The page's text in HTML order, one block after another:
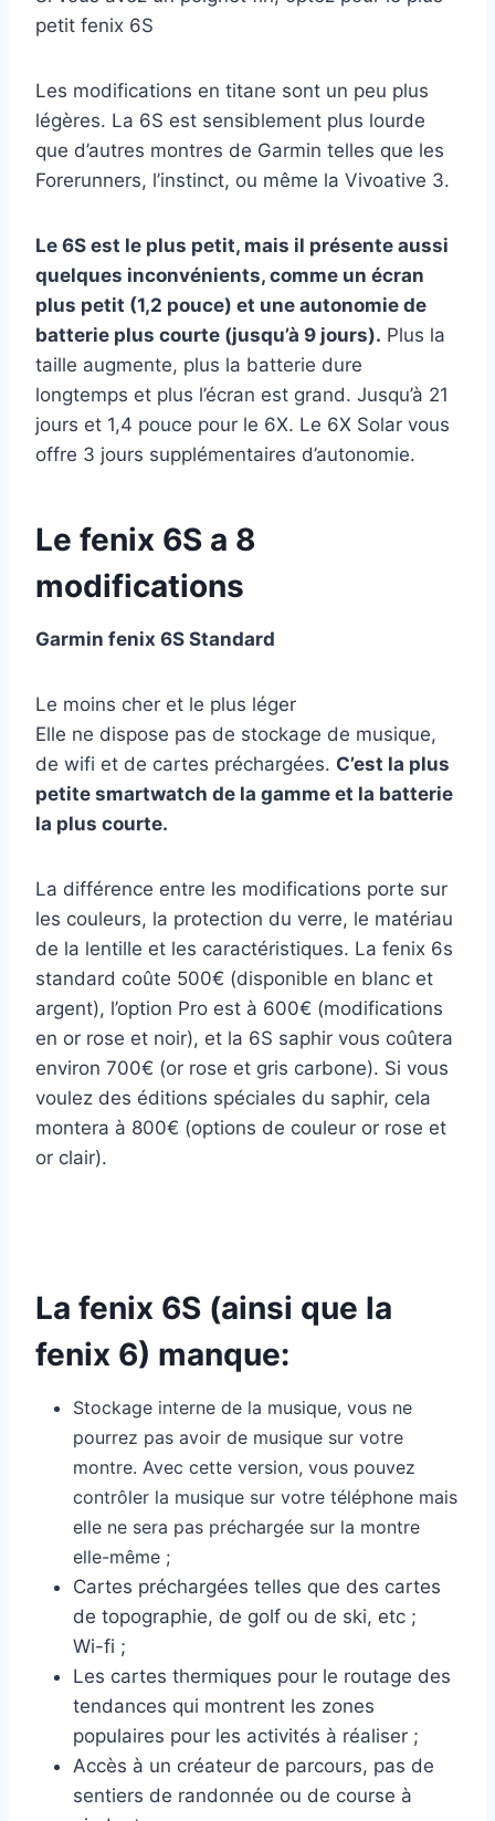
petit fenix 6S
Les modifications en titane sont un peu plus
légères. La 6S est sensiblement plus lourde
que d’autres montres de Garmin telles que les
Forerunners, l’instinct, ou même la Vivoative 3.
Le 6S est le plus petit, mais il présente aussi
quelques inconvénients, comme un écran
plus petit (1,2 pouce) et une autonomie de
batterie plus courte (jusqu’à 9 jours). Plus la
taille augmente, plus la batterie dure
longtemps et plus l’écran est grand. Jusqu’à 21
jours et 1,4 pouce pour le 6X. Le 6X Solar vous
offre 3 jours supplémentaires d’autonomie.
Le fenix 6S a 8
modifications
Garmin fenix 6S Standard
Le moins cher et le plus léger
Elle ne dispose pas de stockage de musique,
de wifi et de cartes préchargées. C’est la plus
petite smartwatch de la gamme et la batterie
la plus courte.
La différence entre les modifications porte sur
les couleurs, la protection du verre, le matériau
de la lentille et les caractéristiques. La fenix 6s
standard coûte 500€ (disponible en blanc et
argent), l’option Pro est à 600€ (modifications
en or rose et noir), et la 6S saphir vous coûtera
environ 700€ (or rose et gris carbone). Si vous
voulez des éditions spéciales du saphir, cela
montera à 800€ (options de couleur or rose et
or clair).
La fenix 6S (ainsi que la
fenix 6) manque:
Stockage interne de la musique, vous ne
pourrez pas avoir de musique sur votre
montre. Avec cette version, vous pouvez
contrôler la musique sur votre téléphone mais
elle ne sera pas préchargée sur la montre
elle-même ;
Cartes préchargées telles que des cartes
de topographie, de golf ou de ski, etc ;
Wi-fi ;
Les cartes thermiques pour le routage des
tendances qui montrent les zones
populaires pour les activités à réaliser ;
Accès à un créateur de parcours, pas de
sentiers de randonnée ou de course à